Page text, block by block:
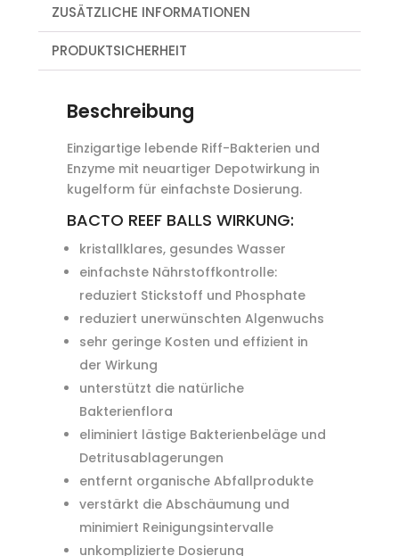
ZUSÄTZLICHE INFORMATIONEN
PRODUKTSICHERHEIT
Beschreibung
Einzigartige lebende Riff-Bakterien und
Enzyme mit neuartiger Depotwirkung in
kugelform für einfachste Dosierung.
BACTO REEF BALLS WIRKUNG:
kristallklares, gesundes Wasser
einfachste Nährstoffkontrolle:
reduziert Stickstoff und Phosphate
reduziert unerwünschten Algenwuchs
sehr geringe Kosten und effizient in
der Wirkung
unterstützt die natürliche
Bakterienflora
eliminiert lästige Bakterienbeläge und
Detritusablagerungen
entfernt organische Abfallprodukte
verstärkt die Abschäumung und
minimiert Reinigungsintervalle
unkomplizierte Dosierung